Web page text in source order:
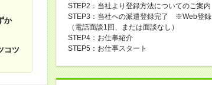
か
コツ
STEP2：当社より登録方法についてのご案内
STEP3：当社への派遣登録完了 ※Web登録
（電話面談1回、または面談なし）
STEP4：お仕事紹介
STEP5：お仕事スタート